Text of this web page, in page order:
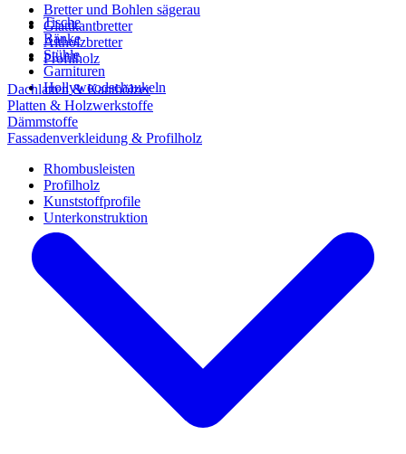
Tische
Bänke
Stühle
Garnituren
Hollywoodschaukeln
Bretter und Bohlen sägerau
Glattkantbretter
Altholzbretter
Profilholz
Dachlatten & Kanthölzer
Platten & Holzwerkstoffe
Dämmstoffe
Fassadenverkleidung & Profilholz
Rhombusleisten
Profilholz
Kunststoffprofile
Unterkonstruktion